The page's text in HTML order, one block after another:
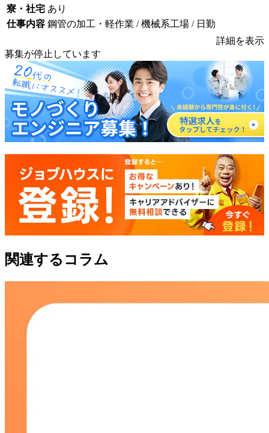
寮・社宅 あり
仕事内容 鋼管の加工・軽作業 / 機械系工場 / 日勤
詳細を表示
募集が停止しています
関連するコラム